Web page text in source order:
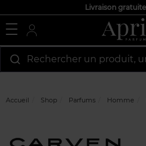
Livraison
Rechercher un produit,
Accueil Shop Parfums Homme